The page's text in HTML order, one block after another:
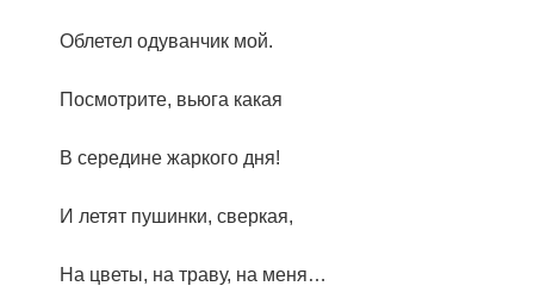
Облетел одуванчик мой.
Посмотрите, вьюга какая
В середине жаркого дня!
И летят пушинки, сверкая,
На цветы, на траву, на меня…